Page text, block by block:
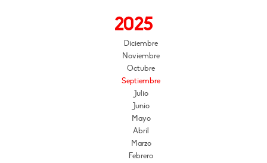
2025
Diciembre
Noviembre
Octubre
Septiembre
Julio
Junio
Mayo
Abril
Marzo
Febrero